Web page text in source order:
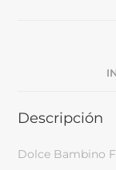
Descripción
Dolce Bambino